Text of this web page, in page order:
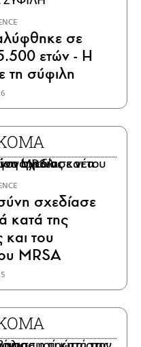
σε
ετών - Η
τη σύφιλη
σχεδίασε
κατά της
του
MRSA